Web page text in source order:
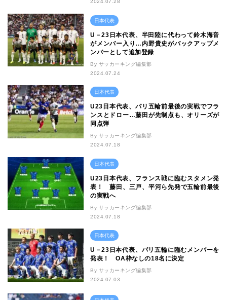
2024.07.28
日本代表
U－23日本代表、半田陸に代わって鈴木海音
がメンバー入り…内野貴史がバックアップメ
ンバーとして追加登録
By サッカーキング編集部
2024.07.24
日本代表
U23日本代表、パリ五輪前最後の実戦でフラ
ンスとドロー…藤田が先制点も、オリーズが
同点弾
By サッカーキング編集部
2024.07.18
日本代表
U23日本代表、フランス戦に臨むスタメン発
表！ 藤田、三戸、平河ら先発で五輪前最後
の実戦へ
By サッカーキング編集部
2024.07.18
日本代表
U－23日本代表、パリ五輪に臨むメンバーを
発表！ OA枠なしの18名に決定
By サッカーキング編集部
2024.07.03